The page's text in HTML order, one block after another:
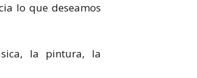
lo que deseamos
la pintura, la